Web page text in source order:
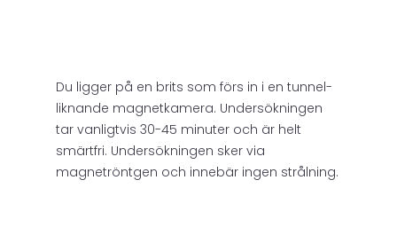
Du ligger på en brits som förs in i en tunnel-
liknande magnetkamera. Undersökningen
tar vanligtvis 30-45 minuter och är helt
smärtfri. Undersökningen sker via
magnetröntgen och innebär ingen strålning.